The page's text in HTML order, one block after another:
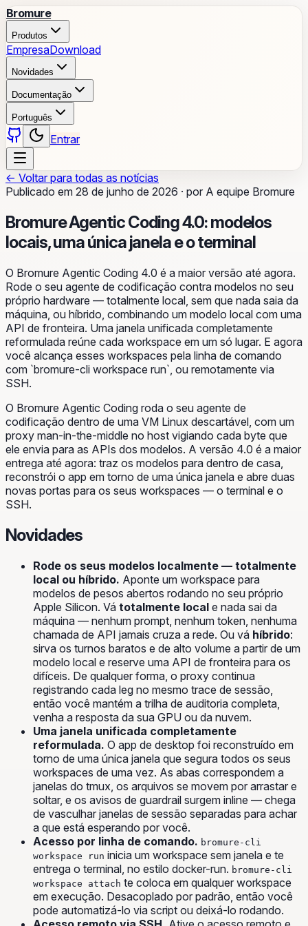
Bromure
Produtos
EmpresaDownload
Novidades
Documentação
Português
Entrar
← Voltar para todas as notícias
Publicado em 28 de junho de 2026 · por A equipe Bromure
Bromure Agentic Coding 4.0: modelos
locais, uma única janela e o terminal
O Bromure Agentic Coding 4.0 é a maior versão até agora.
Rode o seu agente de codificação contra modelos no seu
próprio hardware — totalmente local, sem que nada saia da
máquina, ou híbrido, combinando um modelo local com uma
API de fronteira. Uma janela unificada completamente
reformulada reúne cada workspace em um só lugar. E agora
você alcança esses workspaces pela linha de comando
com `bromure-cli workspace run`, ou remotamente via
SSH.
O Bromure Agentic Coding roda o seu agente de
codificação dentro de uma VM Linux descartável, com um
proxy man-in-the-middle no host vigiando cada byte que
ele envia para as APIs dos modelos. A versão 4.0 é a maior
entrega até agora: traz os modelos para dentro de casa,
reconstrói o app em torno de uma única janela e abre duas
novas portas para os seus workspaces — o terminal e o
SSH.
Novidades
Rode os seus modelos localmente — totalmente
local ou híbrido. Aponte um workspace para
modelos de pesos abertos rodando no seu próprio
Apple Silicon. Vá totalmente local e nada sai da
máquina — nenhum prompt, nenhum token, nenhuma
chamada de API jamais cruza a rede. Ou vá híbrido:
sirva os turnos baratos e de alto volume a partir de um
modelo local e reserve uma API de fronteira para os
difíceis. De qualquer forma, o proxy continua
registrando cada leg no mesmo trace de sessão,
então você mantém a trilha de auditoria completa,
venha a resposta da sua GPU ou da nuvem.
Uma janela unificada completamente
reformulada. O app de desktop foi reconstruído em
torno de uma única janela que segura todos os seus
workspaces de uma vez. As abas correspondem a
janelas do tmux, os arquivos se movem por arrastar e
soltar, e os avisos de guardrail surgem inline — chega
de vasculhar janelas de sessão separadas para achar
a que está esperando por você.
Acesso por linha de comando. bromure-cli
workspace run inicia um workspace sem janela e te
entrega o terminal, no estilo docker-run. bromure-cli
workspace attach te coloca em qualquer workspace
em execução. Desacoplado por padrão, então você
pode automatizá-lo via script ou deixá-lo rodando.